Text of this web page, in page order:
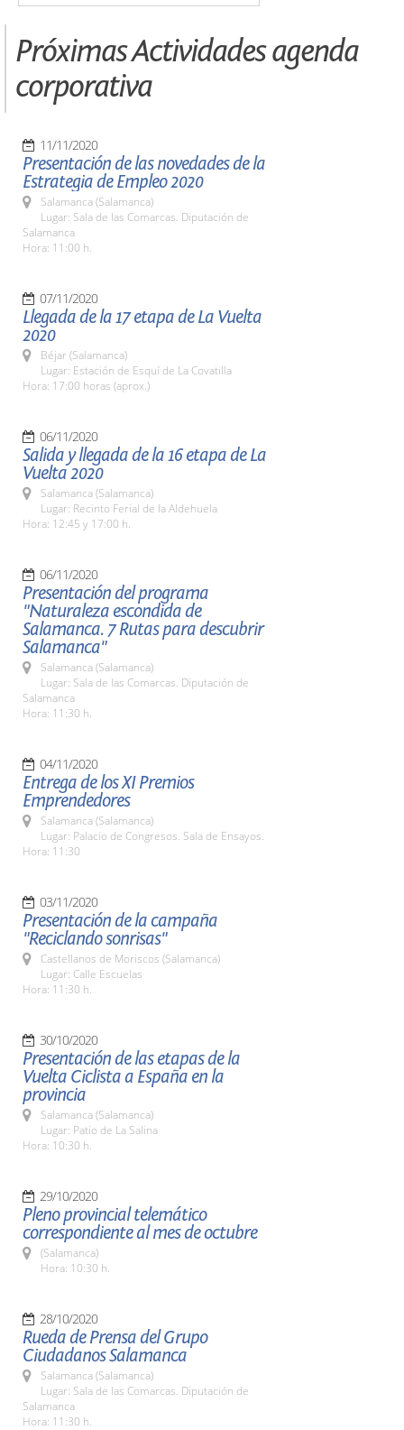
Próximas Actividades agenda
corporativa
11/11/2020
Presentación de las novedades de la
Estrategia de Empleo 2020
Salamanca (Salamanca)
Lugar: Sala de las Comarcas. Diputación de
Salamanca
Hora: 11:00 h.
07/11/2020
Llegada de la 17 etapa de La Vuelta
2020
Béjar (Salamanca)
Lugar: Estación de Esquí de La Covatilla
Hora: 17:00 horas (aprox.)
06/11/2020
Salida y llegada de la 16 etapa de La
Vuelta 2020
Salamanca (Salamanca)
Lugar: Recinto Ferial de la Aldehuela
Hora: 12:45 y 17:00 h.
06/11/2020
Presentación del programa
"Naturaleza escondida de
Salamanca. 7 Rutas para descubrir
Salamanca"
Salamanca (Salamanca)
Lugar: Sala de las Comarcas. Diputación de
Salamanca
Hora: 11:30 h.
04/11/2020
Entrega de los XI Premios
Emprendedores
Salamanca (Salamanca)
Lugar: Palacio de Congresos. Sala de Ensayos.
Hora: 11:30
03/11/2020
Presentación de la campaña
"Reciclando sonrisas"
Castellanos de Moriscos (Salamanca)
Lugar: Calle Escuelas
Hora: 11:30 h.
30/10/2020
Presentación de las etapas de la
Vuelta Ciclista a España en la
provincia
Salamanca (Salamanca)
Lugar: Patio de La Salina
Hora: 10:30 h.
29/10/2020
Pleno provincial telemático
correspondiente al mes de octubre
(Salamanca)
Hora: 10:30 h.
28/10/2020
Rueda de Prensa del Grupo
Ciudadanos Salamanca
Salamanca (Salamanca)
Lugar: Sala de las Comarcas. Diputación de
Salamanca
Hora: 11:30 h.